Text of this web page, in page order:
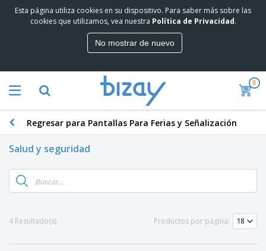
Esta página utiliza cookies en su dispositivo. Para saber más sobre las
cookies que utilizamos, vea nuestra Política de Privacidad.
No mostrar de nuevo
0
Regresar para Pantallas Para Ferias y Señalización
Salud y seguridad
4 Resultado(s) Productos por página: